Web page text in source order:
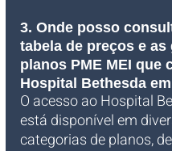
3. Onde posso
tabela de preços e as
planos PME MEI que
Hospital Bethesda
O acesso ao Hospital
está disponível em
categorias de planos,